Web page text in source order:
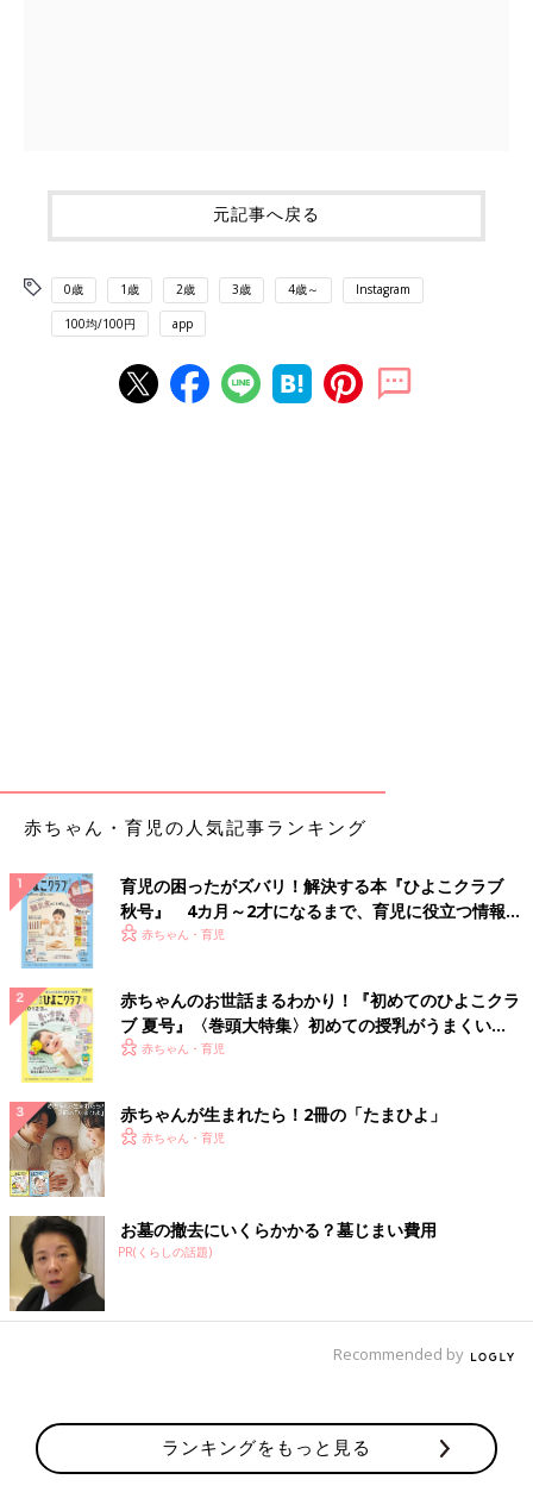
元記事へ戻る
0歳 1歳 2歳 3歳 4歳～ Instagram
100均/100円 app
赤ちゃん・育児の人気記事ランキング
育児の困ったがズバリ！解決する本『ひよこクラブ
秋号』 4カ月～2才になるまで、育児に役立つ情報が
いっぱい！
赤ちゃん・育児
赤ちゃんのお世話まるわかり！『初めてのひよこクラ
ブ 夏号』〈巻頭大特集〉初めての授乳がうまくい
く！ おっぱい・ミルクの基本と夏のトラブル 解決テ
赤ちゃん・育児
赤ちゃんが生まれたら！2冊の「たまひよ」
赤ちゃん・育児
お墓の撤去にいくらかかる？墓じまい費用
PR(くらしの話題)
Recommended by
ランキングをもっと見る